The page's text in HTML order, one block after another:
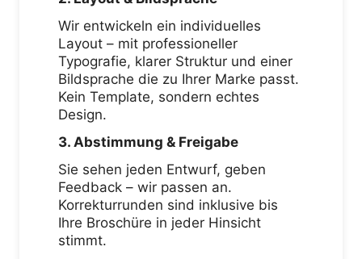
Wir entwickeln ein individuelles
Layout – mit professioneller
Typografie, klarer Struktur und einer
Bildsprache die zu Ihrer Marke passt.
Kein Template, sondern echtes
Design.
3. Abstimmung & Freigabe
Sie sehen jeden Entwurf, geben
Feedback – wir passen an.
Korrekturrunden sind inklusive bis
Ihre Broschüre in jeder Hinsicht
stimmt.